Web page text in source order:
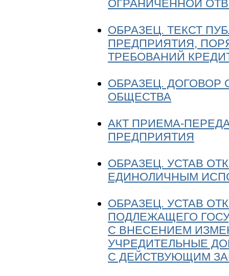
ОГРАНИЧЕННОЙ
ОБРАЗЕЦ. ТЕКСТ
ПРЕДПРИЯТИЯ,
ТРЕБОВАНИЙ
ОБРАЗЕЦ.
ОБЩЕСТВА
АКТ ПРИЕМА-
ПРЕДПРИЯТИЯ
ОБРАЗЕЦ. УСТАВ
ЕДИНОЛИЧНЫМ
ОБРАЗЕЦ. УСТАВ
ПОДЛЕЖАЩЕГО
С ВНЕСЕНИЕМ
УЧРЕДИТЕЛЬНЫЕ
С ДЕЙСТВУЮЩИМ